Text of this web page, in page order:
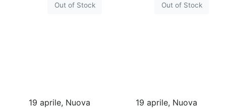
Out of Stock
19 aprile, Nuova
Out of Stock
19 aprile, Nuova